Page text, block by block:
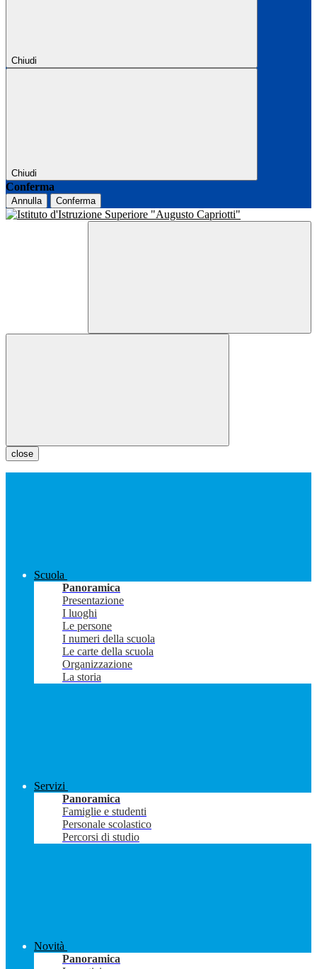
Chiudi
Chiudi
Conferma
Annulla Conferma
close
Scuola
Panoramica
Presentazione
I luoghi
Le persone
I numeri della scuola
Le carte della scuola
Organizzazione
La storia
Servizi
Panoramica
Famiglie e studenti
Personale scolastico
Percorsi di studio
Novità
Panoramica